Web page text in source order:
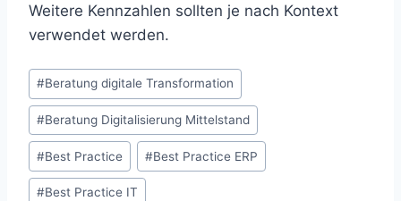
Weitere Kennzahlen sollten je nach Kontext
verwendet werden.
Schlagworte:
#Beratung digitale Transformation
#Beratung Digitalisierung Mittelstand
#Best Practice #Best Practice ERP
#Best Practice IT